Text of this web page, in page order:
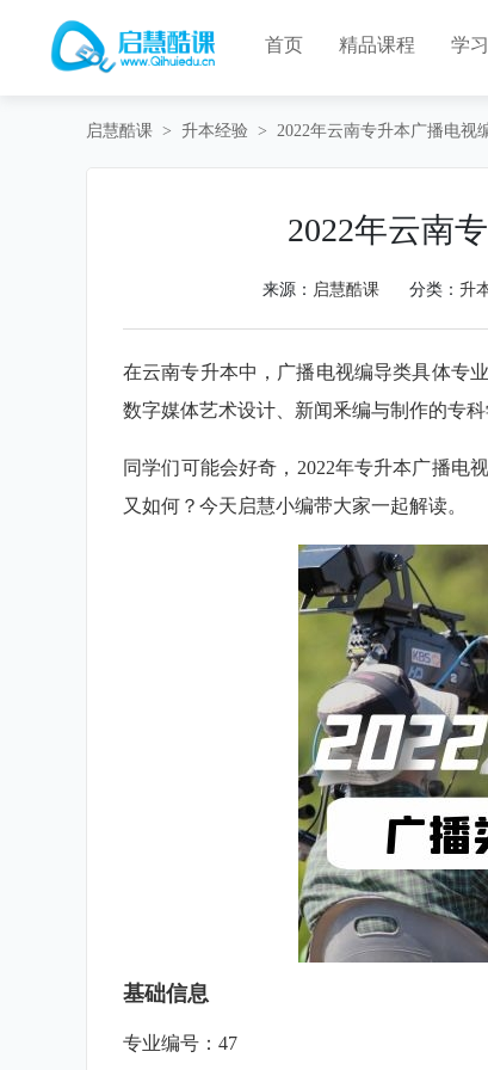
首页 精品课程 学
启慧酷课 > 升本经验 > 2022年云南专升本广播电视
2022年云南
来源： 启慧酷课 分类： 升
在云南专升本中，广播电视编导类具体专
数字媒体艺术设计、新闻釆编与制作的专科
同学们可能会好奇，2022年专升本广播电
又如何？今天启慧小编带大家一起解读。
基础信息
专业编号：47